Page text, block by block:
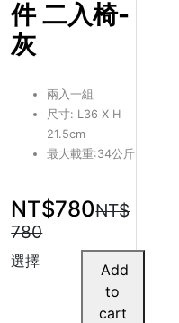
件 二入椅-
灰
兩入一組
尺寸: L36 X H
21.5cm
最大載重:34公斤
NT$780NT$
780
選擇